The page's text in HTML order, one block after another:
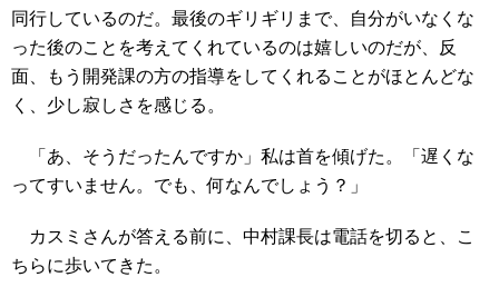
同行しているのだ。最後のギリギリまで、自分がいなくな
った後のことを考えてくれているのは嬉しいのだが、反
面、もう開発課の方の指導をしてくれることがほとんどな
く、少し寂しさを感じる。
「あ、そうだったんですか」私は首を傾げた。「遅くな
ってすいません。でも、何なんでしょう？」
カスミさんが答える前に、中村課長は電話を切ると、こ
ちらに歩いてきた。